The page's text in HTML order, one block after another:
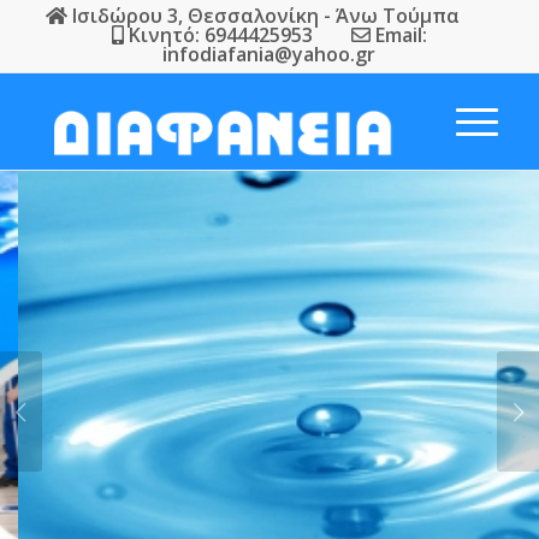
Ισιδώρου 3, Θεσσαλονίκη - Άνω Τούμπα
Κινητό: 6944425953 Email:
infodiafania@yahoo.gr
Next